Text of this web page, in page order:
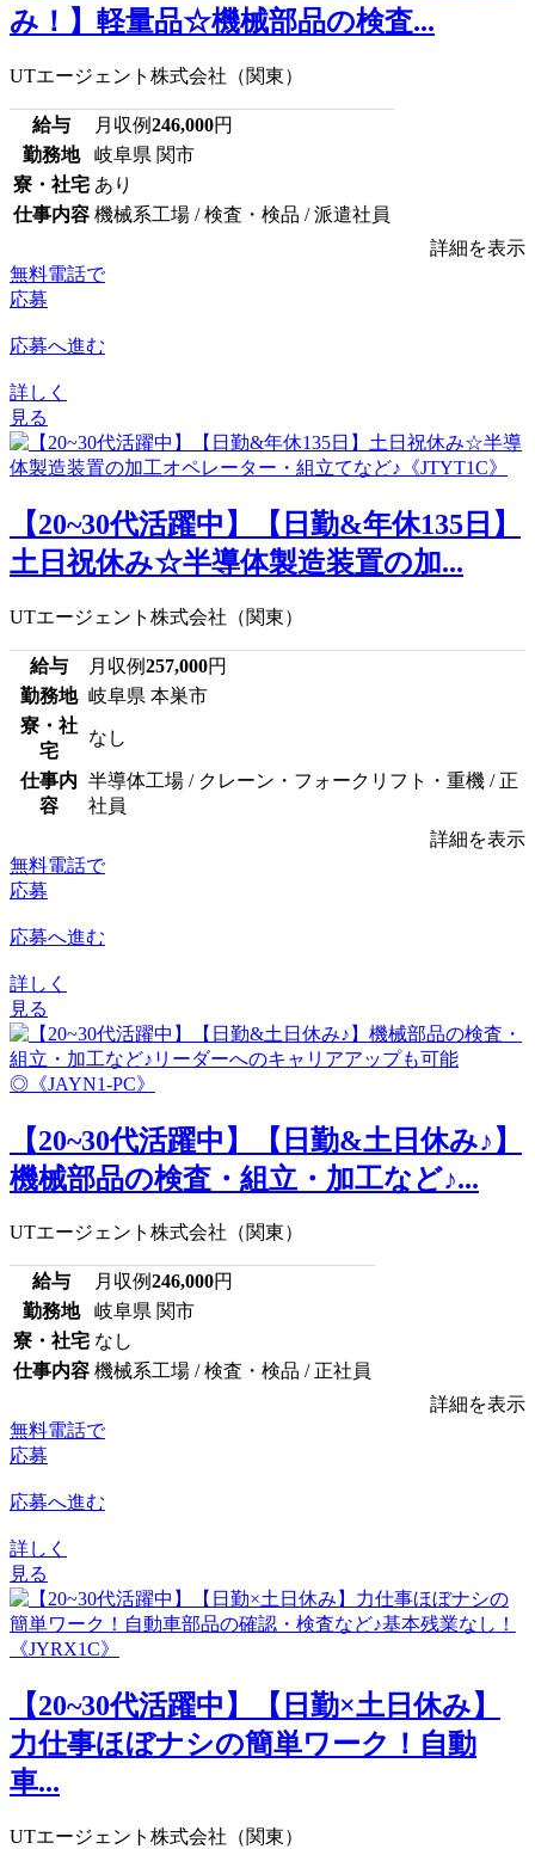
み！】軽量品☆機械部品の検査...
UTエージェント株式会社（関東）
給与 月収例246,000円
勤務地
岐阜県 関市
寮・社宅 あり
仕事内容 機械系工場 / 検査・検品 / 派遣社員
詳細を表示
無料電話で
応募
応募へ進む
詳しく
見る
【20~30代活躍中】【日勤&年休135日】
土日祝休み☆半導体製造装置の加...
UTエージェント株式会社（関東）
給与 月収例257,000円
勤務地 岐阜県 本巣市
寮・社
宅
なし
仕事内
容
半導体工場 / クレーン・フォークリフト・重機 / 正
社員
詳細を表示
無料電話で
応募
応募へ進む
詳しく
見る
【20~30代活躍中】【日勤&土日休み♪】
機械部品の検査・組立・加工など♪...
UTエージェント株式会社（関東）
給与 月収例246,000円
勤務地
岐阜県 関市
寮・社宅 なし
仕事内容 機械系工場 / 検査・検品 / 正社員
詳細を表示
無料電話で
応募
応募へ進む
詳しく
見る
【20~30代活躍中】【日勤×土日休み】
力仕事ほぼナシの簡単ワーク！自動
車...
UTエージェント株式会社（関東）